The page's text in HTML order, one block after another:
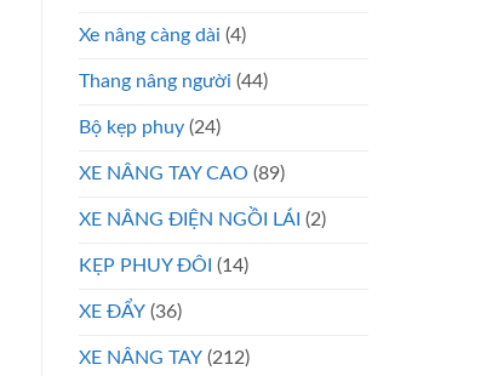
Xe nâng càng dài (4)
Thang nâng người (44)
Bộ kẹp phuy (24)
XE NÂNG TAY CAO (89)
XE NÂNG ĐIỆN NGỒI LÁI (2)
KẸP PHUY ĐÔI (14)
XE ĐẨY (36)
XE NÂNG TAY (212)